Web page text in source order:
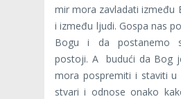
mir mora zavladati između
i između ljudi. Gospa nas
Bogu i da postanemo
postoji. A budući da Bog
mora pospremiti i staviti u
stvari i odnose onako